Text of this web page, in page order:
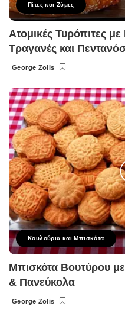
Πίτες και Ζύμες
Ατομικές Τυρόπιτες
Τραγανές και
Posted
George Zolis
Κουλούρια και Μπισκότα
Μπισκότα Βουτύρου
& Πανεύκολα
Posted
George Zolis